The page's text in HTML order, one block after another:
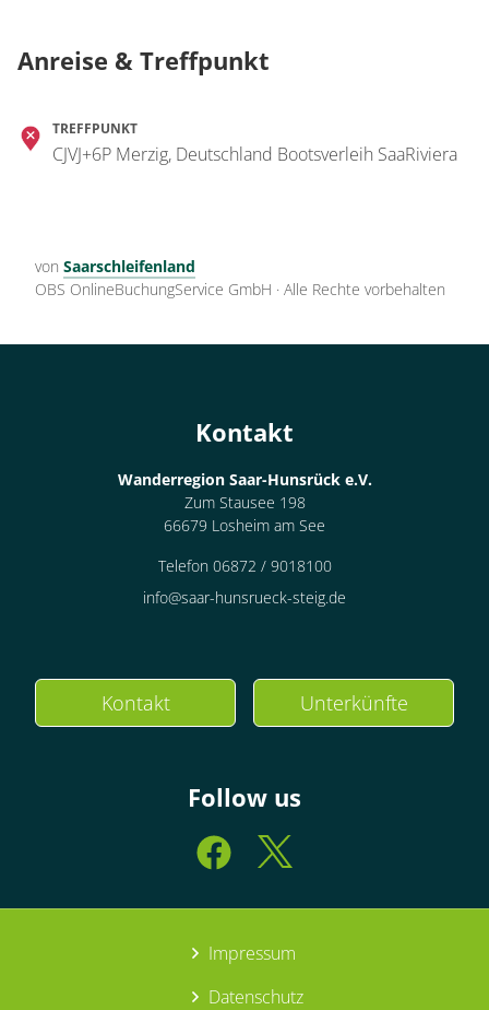
Anreise & Treffpunkt
TREFFPUNKT
CJVJ+6P Merzig, Deutschland Bootsverleih SaaRiviera
von Saarschleifenland
OBS OnlineBuchungService GmbH · Alle Rechte vorbehalten
Kontakt
Wanderregion Saar-Hunsrück e.V.
Zum Stausee 198
66679 Losheim am See
Telefon 06872 / 9018100
info@saar-hunsrueck-steig.de
Kontakt Unterkünfte
Follow us
Impressum
Datenschutz